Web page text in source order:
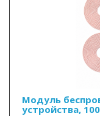
Модуль
устройства,